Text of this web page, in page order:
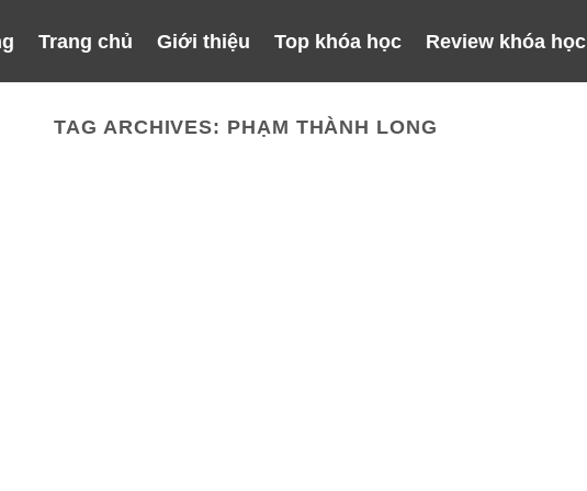
Trang chủ Giới thiệu Top khóa học Review khóa học
TAG ARCHIVES: PHẠM THÀNH LONG